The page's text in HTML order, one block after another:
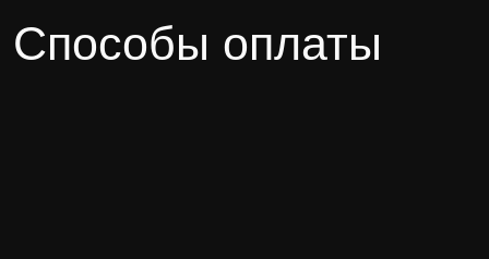
Способы оплаты